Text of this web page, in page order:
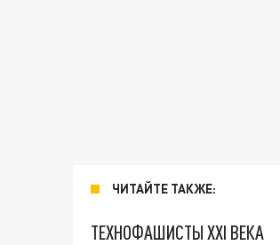
ЧИТАЙТЕ ТАКЖЕ:
ТЕХНОФАШИСТЫ XXI ВЕКА